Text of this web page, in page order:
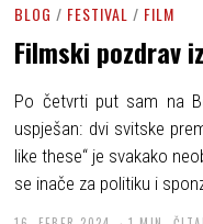
BLOG / FESTIVAL / FILM
Filmski pozdrav
Po četvrti put sam na
uspješan: dvi svitske
like these“ je svakako
se inače za politiku i